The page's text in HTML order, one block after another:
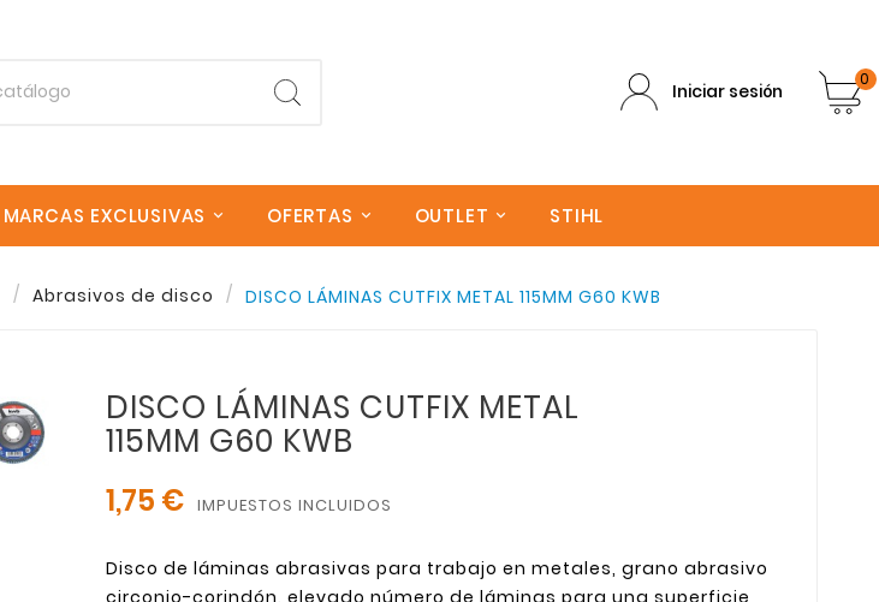
Iniciar sesión
0
MARCAS EXCLUSIVAS OFERTAS OUTLET STIHL
Abrasivos de disco DISCO LÁMINAS CUTFIX METAL 115MM G60 KWB
DISCO LÁMINAS CUTFIX METAL
115MM G60 KWB
1,75 € IMPUESTOS INCLUIDOS
Disco de láminas abrasivas para trabajo en metales, grano abrasivo
circonio-corindón, elevado número de láminas para una superficie